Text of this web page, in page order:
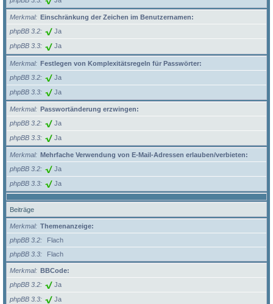
Merkmal
Einschränkung der Zeichen im Benutzernamen:
phpBB 3.2
Ja
phpBB 3.3 Ja
Merkmal
Festlegen von Komplexitätsregeln für Passwörter:
phpBB 3.2
Ja
phpBB 3.3 Ja
Merkmal
Passwortänderung erzwingen:
phpBB 3.2
Ja
phpBB 3.3 Ja
Merkmal
Mehrfache Verwendung von E-Mail-Adressen erlauben/verbieten:
phpBB 3.2
Ja
phpBB 3.3 Ja
Beiträge
Merkmal
Themenanzeige:
phpBB 3.2
Flach
phpBB 3.3
Flach
Merkmal
BBCode:
phpBB 3.2
Ja
phpBB 3.3 Ja